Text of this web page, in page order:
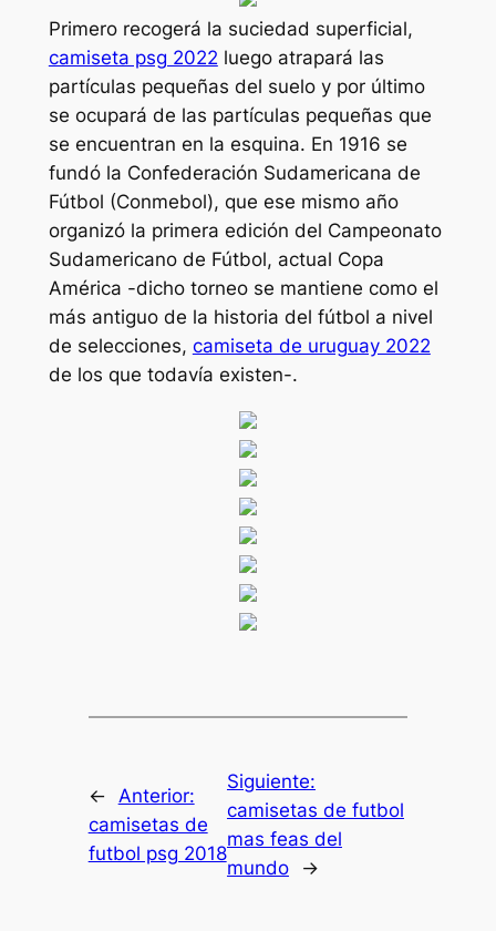
Primero recogerá la suciedad superficial,
camiseta psg 2022 luego atrapará las
partículas pequeñas del suelo y por último
se ocupará de las partículas pequeñas que
se encuentran en la esquina. En 1916 se
fundó la Confederación Sudamericana de
Fútbol (Conmebol), que ese mismo año
organizó la primera edición del Campeonato
Sudamericano de Fútbol, actual Copa
América -dicho torneo se mantiene como el
más antiguo de la historia del fútbol a nivel
de selecciones, camiseta de uruguay 2022
de los que todavía existen-.
← Anterior:
camisetas de
futbol psg 2018
Siguiente:
camisetas de futbol
mas feas del
mundo
→